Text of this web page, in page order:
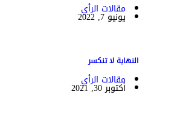
مقالات الرأي
يونيو 7, 2022
النهاية لا تنكسر
مقالات الرأي
أكتوبر 30, 2021